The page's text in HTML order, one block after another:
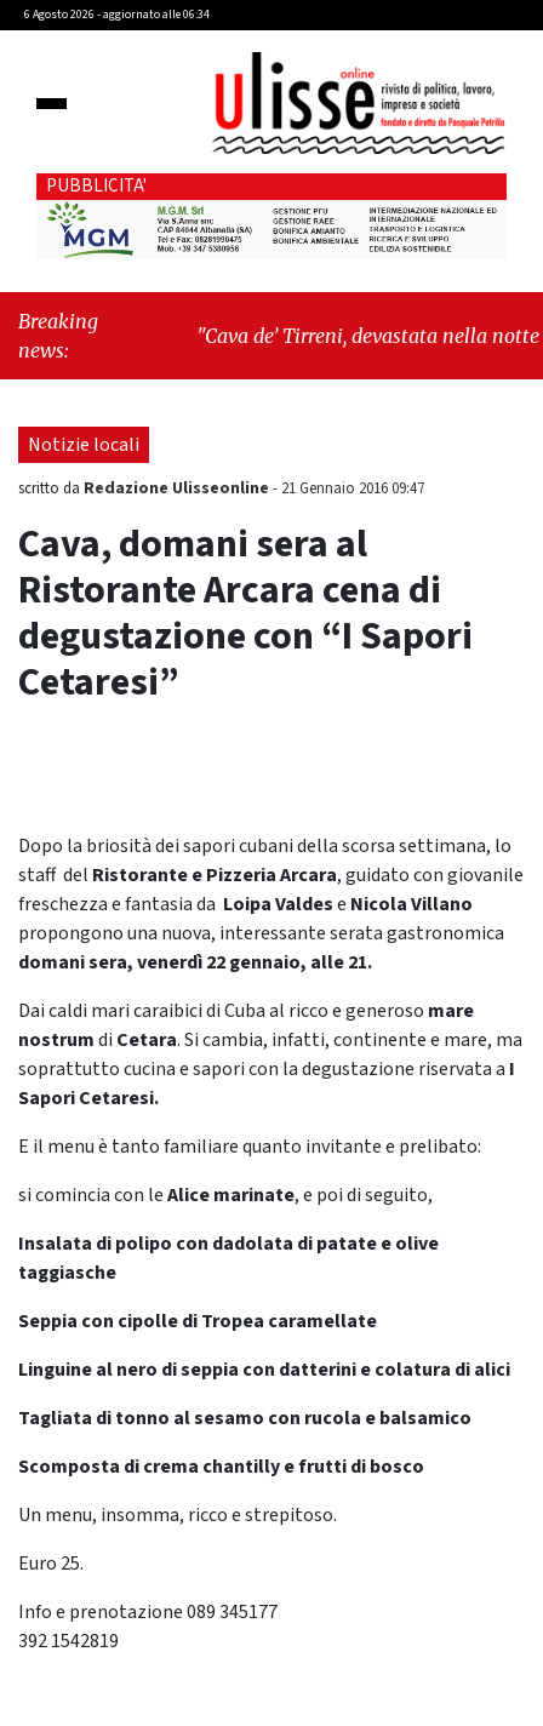
6 Agosto 2026 - aggiornato alle 06:34
PUBBLICITA'
Breaking
news:
"Cava de’ Tirreni, devastata nella notte la
Notizie locali
scritto da Redazione Ulisseonline - 21 Gennaio 2016 09:47
Cava, domani sera al
Ristorante Arcara cena di
degustazione con “I Sapori
Cetaresi”
Dopo la briosità dei sapori cubani della scorsa settimana, lo
staff del Ristorante e Pizzeria Arcara, guidato con giovanile
freschezza e fantasia da Loipa Valdese Nicola Villano
propongono una nuova, interessante serata gastronomica
domani sera, venerdì 22 gennaio, alle 21.
Dai caldi mari caraibici di Cuba al ricco e generoso mare
nostrumdi Cetara. Si cambia, infatti, continente e mare, ma
soprattutto cucina e sapori con la degustazione riservata a I
Sapori Cetaresi.
E il menu è tanto familiare quanto invitante e prelibato:
si comincia con leAlice marinate, e poi di seguito,
Insalata di polipo con dadolata di patate e olive
taggiasche
Seppia con cipolle di Tropea caramellate
Linguine al nero di seppia con datterini e colatura di alici
Tagliata di tonno al sesamo con rucola e balsamico
Scomposta di crema chantilly e frutti di bosco
Un menu, insomma, ricco e strepitoso.
Euro 25.
Info e prenotazione 089 345177
392 1542819